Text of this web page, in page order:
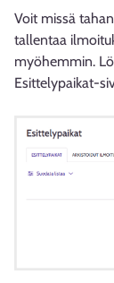
Voit missä
tallentaa
myöhemmin.
Esittelypaikat-